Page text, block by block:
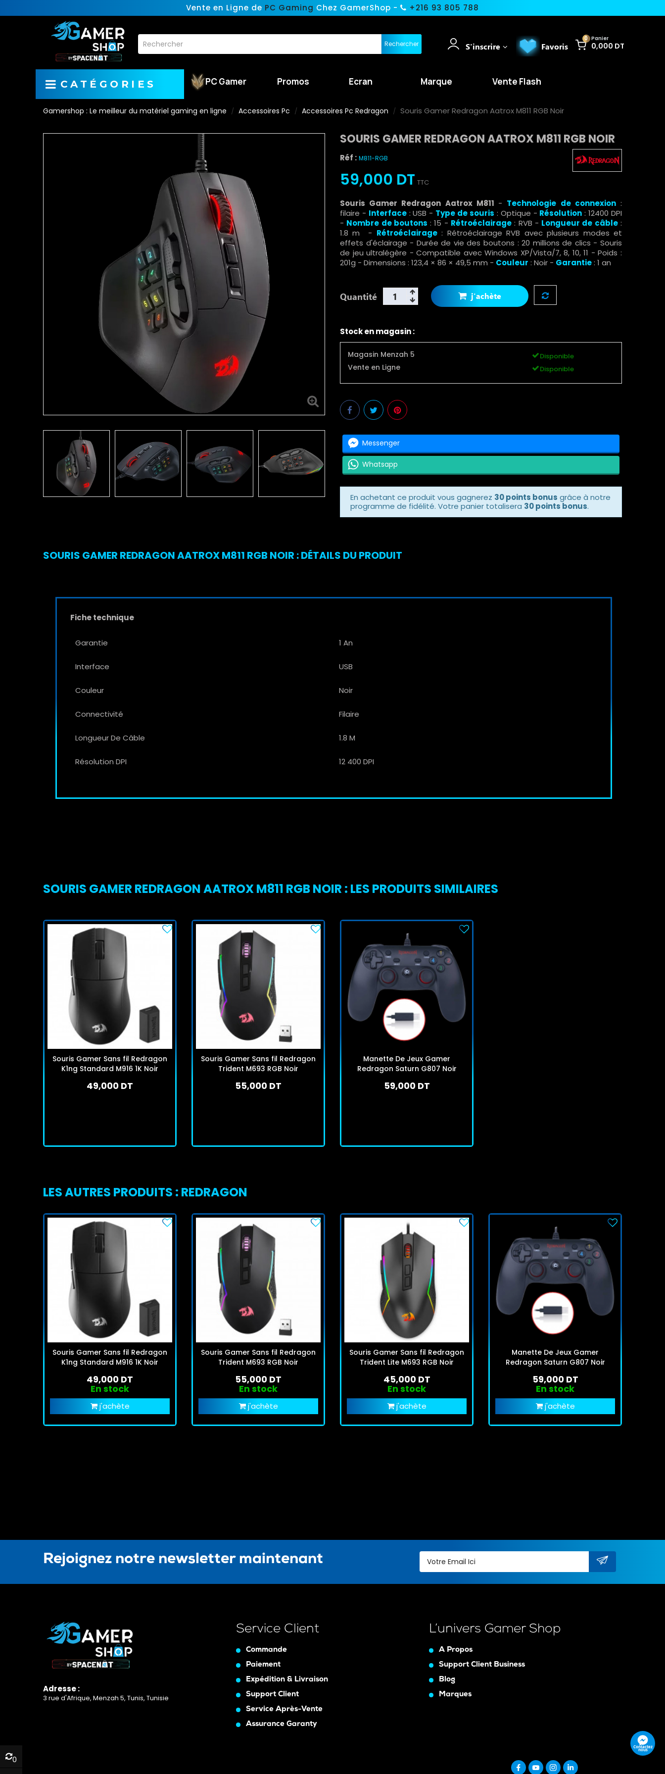
Vente en Ligne de PC Gaming Chez GamerShop - +216 93 805 788
Rechercher
0 Panier
0,000 DT
Favoris
S'inscrire
CATÉGORIES PC Gamer Promos Ecran Marque Vente Flash
Gamershop : Le meilleur du matériel gaming en ligne Accessoires Pc Accessoires Pc Redragon Souris Gamer Redragon Aatrox M811 RGB Noir
SOURIS GAMER REDRAGON AATROX M811 RGB NOIR
Réf : M811-RGB
59,000 DT TTC
Souris Gamer Redragon Aatrox M811 - Technologie de connexion:
filaire - Interface: USB - Type de souris : Optique - Résolution : 12400 DPI
- Nombre de boutons : 15 - Rétroéclairage : RVB - Longueur de câble:
1.8 m
- Rétroéclairage: Rétroéclairage RVB avec plusieurs modes et
effets d'éclairage - Durée de vie des boutons : 20 millions de clics - Souris
de jeu ultralégère - Compatible avec Windows XP/Vista/7, 8, 10, 11 - Poids :
201g - Dimensions : 123,4 × 86 × 49,5 mm - Couleur : Noir - Garantie: 1 an
Quantité j'achète
Stock en magasin :
Magasin Menzah 5 Disponible
Vente en Ligne Disponible
Messenger
Whatsapp
En achetant ce produit vous gagnerez 30 points bonus grâce à notre
programme de fidélité. Votre panier totalisera 30 points bonus.
SOURIS GAMER REDRAGON AATROX M811 RGB NOIR : DÉTAILS DU PRODUIT
Fiche technique
Garantie 1 An
Interface USB
Couleur Noir
Connectivité Filaire
Longueur De Câble 1.8 M
Résolution DPI 12 400 DPI
SOURIS GAMER REDRAGON AATROX M811 RGB NOIR : LES PRODUITS SIMILAIRES
Souris Gamer Sans fil Redragon
K1ng Standard M916 1K Noir
49,000 DT
Souris Gamer Sans fil Redragon
Trident M693 RGB Noir
55,000 DT
Manette De Jeux Gamer
Redragon Saturn G807 Noir
59,000 DT
LES AUTRES PRODUITS : REDRAGON
Souris Gamer Sans fil Redragon
K1ng Standard M916 1K Noir
49,000 DT
En stock
j'achète
Souris Gamer Sans fil Redragon
Trident M693 RGB Noir
55,000 DT
En stock
j'achète
Souris Gamer Sans fil Redragon
Trident Lite M693 RGB Noir
45,000 DT
En stock
j'achète
Manette De Jeux Gamer
Redragon Saturn G807 Noir
59,000 DT
En stock
j'achète
Rejoignez notre newsletter maintenant
Adresse :
3 rue d'Afrique, Menzah 5, Tunis, Tunisie
Service Client
Commande
Paiement
Expédition & Livraison
Support Client
Service Après-Vente
Assurance Garanty
L’univers Gamer Shop
A Propos
Support Client Business
Blog
Marques
Contactez
nous
0
0